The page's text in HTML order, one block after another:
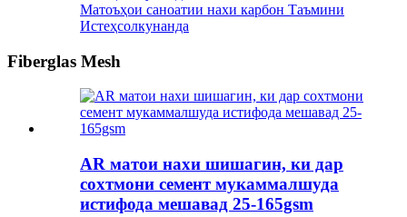
Матоъҳои саноатии нахи карбон Таъмини
Истеҳсолкунанда
Fiberglas Mesh
AR матои нахи шишагин, ки дар
сохтмони семент мукаммалшуда
истифода мешавад 25-165gsm